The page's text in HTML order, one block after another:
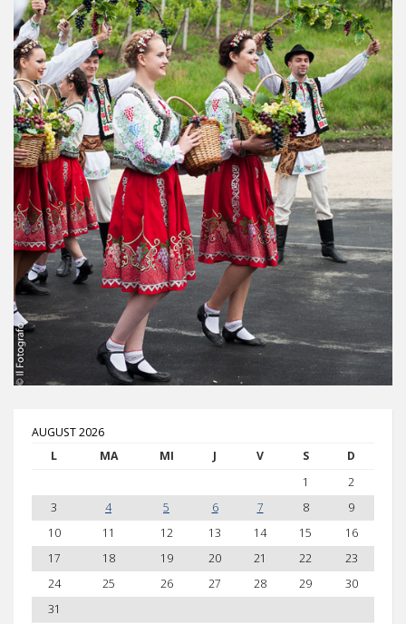
AUGUST 2026
L
MA MI J V S D
1
2
3
4 5 6 7 8
9
10
11 12 13 14 15
16
17
18 19 20 21 22
23
24
25 26 27 28 29
30
31